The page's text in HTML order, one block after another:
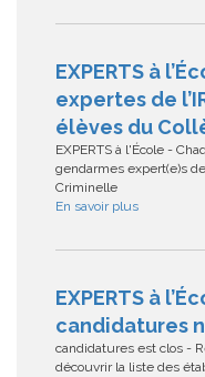
EXPERTS à
expertes de
élèves du
EXPERTS à l'École -
gendarmes expert(e)s
Criminelle
En savoir plus
EXPERTS à
candidatures
candidatures est clos -
découvrir la liste des